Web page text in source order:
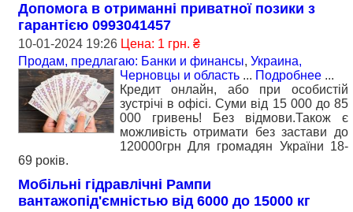
Допомога в отриманні приватної позики з
гарантією 0993041457
10-01-2024 19:26 Цена: 1 грн. ₴
Продам, предлагаю: Банки и финансы, Украина,
Черновцы и область ... Подробнее ...
Кредит онлайн, або при особистій
зустрічі в офісі. Суми від 15 000 до 85
000 гривень! Без відмови.Також є
можливість отримати без застави до
120000грн Для громадян України 18-
69 років.
Мобільні гідравлічні Рампи
вантажопід'ємністью від 6000 до 15000 кг